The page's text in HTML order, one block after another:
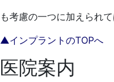
も考慮の一つに加えられ
▲インプラントのTOPへ
医院案内